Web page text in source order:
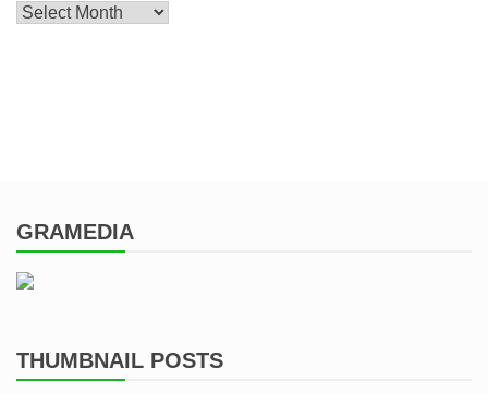
Archive
GRAMEDIA
THUMBNAIL POSTS